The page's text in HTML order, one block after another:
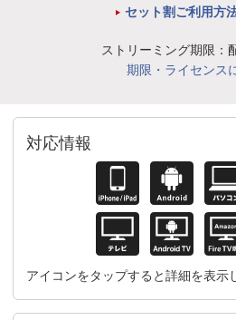
セット割ご利用方
ストリーミング期限：
期限・ライセンス
対応情報
アイコンをタップすると詳細を表示